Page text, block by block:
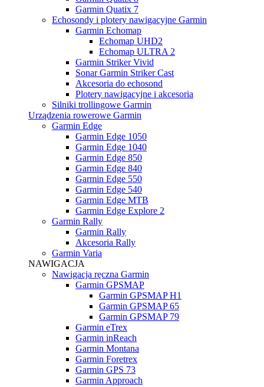
Garmin Quatix 7
Echosondy i plotery nawigacyjne Garmin
Garmin Echomap
Echomap UHD2
Echomap ULTRA 2
Garmin Striker Vivid
Sonar Garmin Striker Cast
Akcesoria do echosond
Plotery nawigacyjne i akcesoria
Silniki trollingowe Garmin
Urządzenia rowerowe Garmin
Garmin Edge
Garmin Edge 1050
Garmin Edge 1040
Garmin Edge 850
Garmin Edge 840
Garmin Edge 550
Garmin Edge 540
Garmin Edge MTB
Garmin Edge Explore 2
Garmin Rally
Garmin Rally
Akcesoria Rally
Garmin Varia
NAWIGACJA
Nawigacja ręczna Garmin
Garmin GPSMAP
Garmin GPSMAP H1
Garmin GPSMAP 65
Garmin GPSMAP 79
Garmin eTrex
Garmin inReach
Garmin Montana
Garmin Foretrex
Garmin GPS 73
Garmin Approach